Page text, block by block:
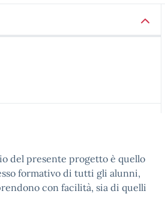
del presente progetto è quello
formativo di tutti gli alunni,
con facilità, sia di quelli